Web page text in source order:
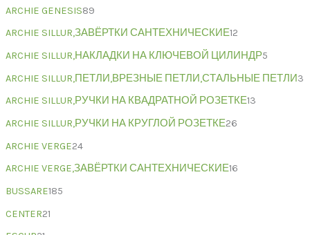
ARCHIE GENESIS89
ARCHIE SILLUR,ЗАВЁРТКИ САНТЕХНИЧЕСКИЕ12
ARCHIE SILLUR,НАКЛАДКИ НА КЛЮЧЕВОЙ ЦИЛИНДР5
ARCHIE SILLUR,ПЕТЛИ,ВРЕЗНЫЕ ПЕТЛИ,СТАЛЬНЫЕ ПЕТЛИ3
ARCHIE SILLUR,РУЧКИ НА КВАДРАТНОЙ РОЗЕТКЕ13
ARCHIE SILLUR,РУЧКИ НА КРУГЛОЙ РОЗЕТКЕ26
ARCHIE VERGE24
ARCHIE VERGE,ЗАВЁРТКИ САНТЕХНИЧЕСКИЕ16
BUSSARE185
CENTER21